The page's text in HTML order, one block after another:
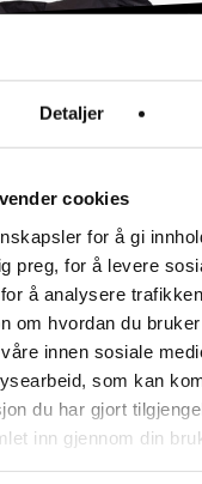
Detaljer
cookies
for å gi
preg, for å levere
å analysere
om hvordan du
innen sosiale
som kan
du har gjort
inn gjennom din
MOT